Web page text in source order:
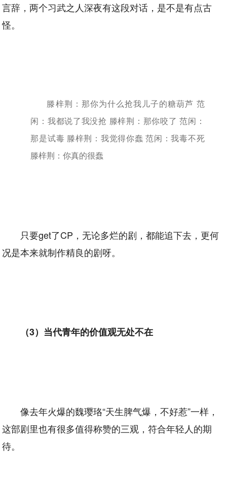
言辞，两个习武之人深夜有这段对话，是不是有点古
怪。
滕梓荆：那你为什么抢我儿子的糖葫芦 范
闲：我都说了我没抢 滕梓荆：那你咬了 范闲：
那是试毒 滕梓荆：我觉得你蠢 范闲：我毒不死
滕梓荆：你真的很蠢
只要get了CP，无论多烂的剧，都能追下去，更何
况是本来就制作精良的剧呀。
（3）当代青年的价值观无处不在
像去年火爆的魏璎珞“天生脾气爆，不好惹”一样，
这部剧里也有很多值得称赞的三观，符合年轻人的期
待。